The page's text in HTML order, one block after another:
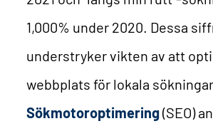
1,000% under 2020. Dessa
understryker vikten av att
webbplats för lokala sökningar.
Sökmotoroptimering(SEO)